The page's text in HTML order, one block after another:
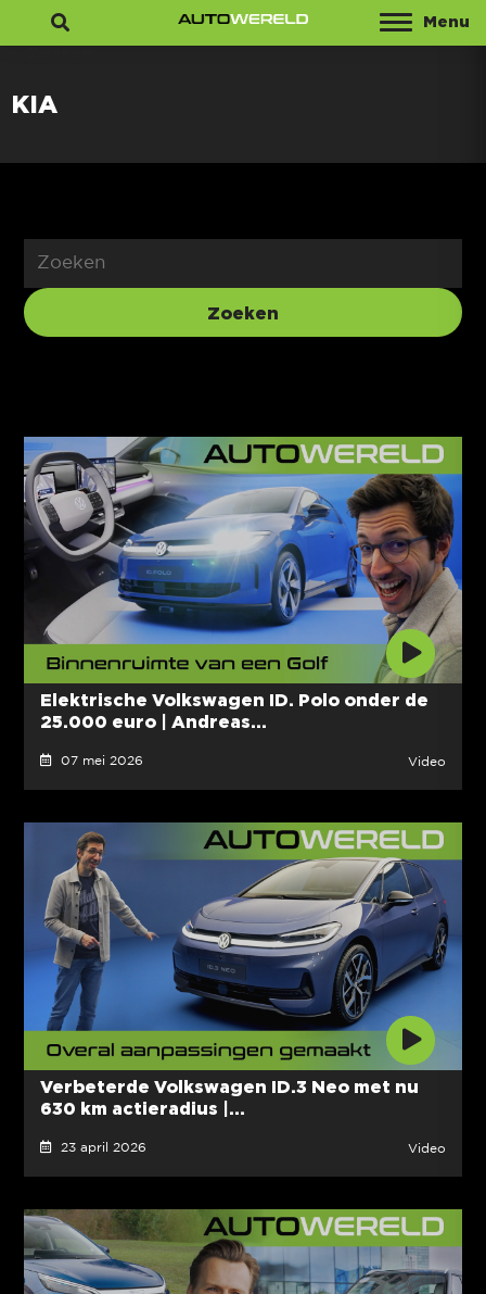
Menu
KIA
Elektrische Volkswagen ID. Polo onder de
25.000 euro | Andreas...
07 mei 2026 Video
Verbeterde Volkswagen ID.3 Neo met nu
630 km actieradius |...
23 april 2026 Video